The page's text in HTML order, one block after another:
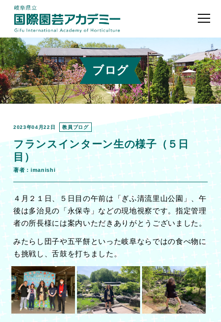
ブログ
2023年04月22日 教員ブログ
フランスインターン生の様子（５日
目）
著者：imanishi
４月２１日、５日目の午前は「ぎふ清流里山公園」、午
後は多治見の「永保寺」などの現地視察です。指定管理
者の所長様には案内いただきありがとうございました。
みたらし団子や五平餅といった岐阜ならではの食べ物に
も挑戦し、舌鼓を打ちました。